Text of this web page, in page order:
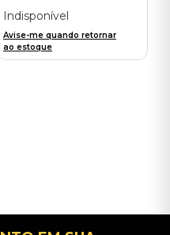
Indisponível
Avise-me quando retornar
ao estoque